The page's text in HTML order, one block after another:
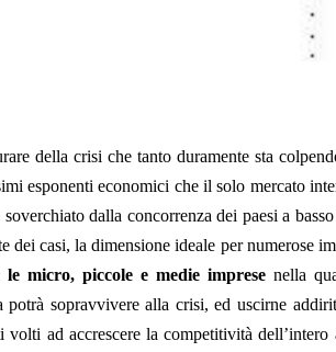
della crisi che tanto duramente sta
esponenti economici che il solo mercato
dalla concorrenza dei paesi a
dei casi, la dimensione ideale per numerose
micro, piccole e medie imprese nella
potrà sopravvivere alla crisi, ed uscirne
volti ad accrescere la competitività